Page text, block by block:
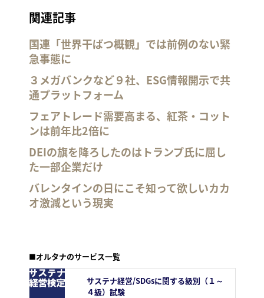
関連記事
国連「世界干ばつ概観」では前例のない緊
急事態に
３メガバンクなど９社、ESG情報開示で共
通プラットフォーム
フェアトレード需要高まる、紅茶・コット
ンは前年比2倍に
DEIの旗を降ろしたのはトランプ氏に屈し
た一部企業だけ
バレンタインの日にこそ知って欲しいカカ
オ激減という現実
■オルタナのサービス一覧
サステナ経営/SDGsに関する級別（１～
４級）試験